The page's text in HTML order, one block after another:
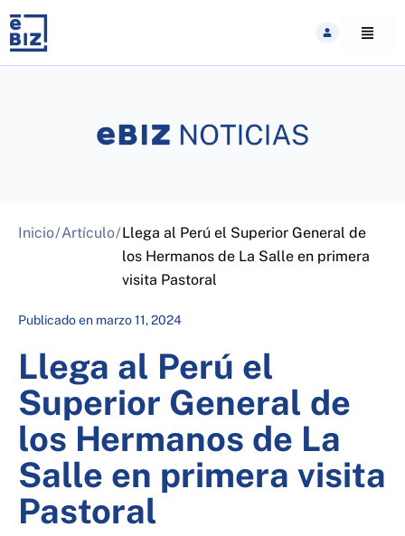
content
Inicio/Artículo/Llega al Perú el Superior General de
los Hermanos de La Salle en primera
visita Pastoral
Publicado en marzo 11, 2024
Llega al Perú el
Superior General de
los Hermanos de La
Salle en primera visita
Pastoral